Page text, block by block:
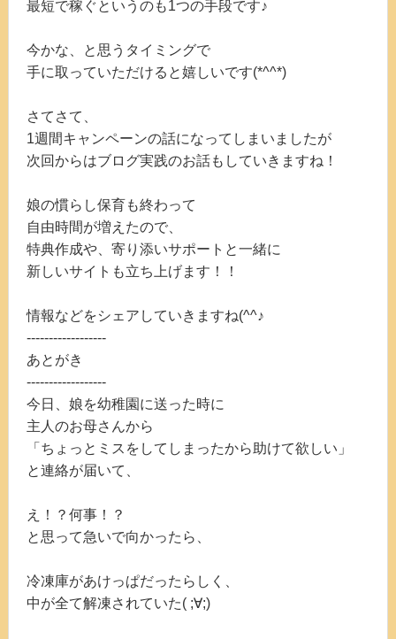
最短で稼ぐというのも1つの手段です♪
今かな、と思うタイミングで
手に取っていただけると嬉しいです(*^^*)
さてさて、
1週間キャンペーンの話になってしまいましたが
次回からはブログ実践のお話もしていきますね！
娘の慣らし保育も終わって
自由時間が増えたので、
特典作成や、寄り添いサポートと一緒に
新しいサイトも立ち上げます！！
情報などをシェアしていきますね(^^♪
------------------
あとがき
------------------
今日、娘を幼稚園に送った時に
主人のお母さんから
「ちょっとミスをしてしまったから助けて欲しい」
と連絡が届いて、
え！？何事！？
と思って急いで向かったら、
冷凍庫があけっぱだったらしく、
中が全て解凍されていた( ;∀;)